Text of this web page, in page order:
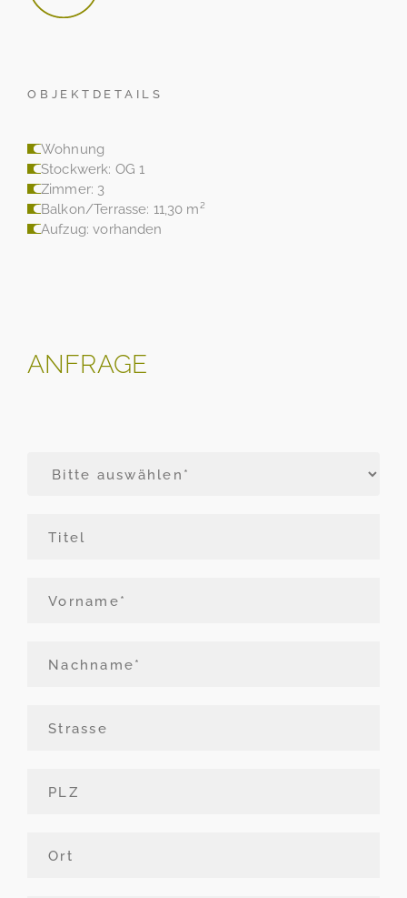
OBJEKTDETAILS
Wohnung
Stockwerk: OG 1
Zimmer: 3
Balkon/Terrasse: 11,30 m²
Aufzug: vorhanden
ANFRAGE